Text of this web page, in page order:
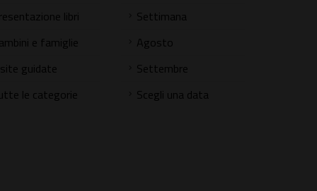
libri
e famiglie
guidate
le categorie
Settimana
Agosto
Settembre
Scegli una data